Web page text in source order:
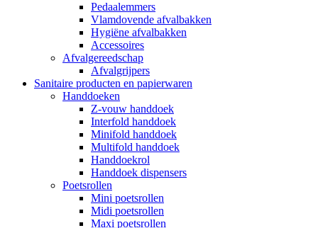
Pedaalemmers
Vlamdovende afvalbakken
Hygiëne afvalbakken
Accessoires
Afvalgereedschap
Afvalgrijpers
Sanitaire producten en papierwaren
Handdoeken
Z-vouw handdoek
Interfold handdoek
Minifold handdoek
Multifold handdoek
Handdoekrol
Handdoek dispensers
Poetsrollen
Mini poetsrollen
Midi poetsrollen
Maxi poetsrollen